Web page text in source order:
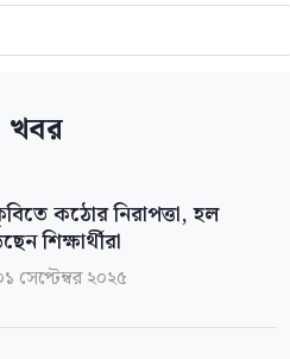
খবর
কঠোর নিরাপত্তা, হল
শিক্ষার্থীরা
সেপ্টেম্বর ২০২৫